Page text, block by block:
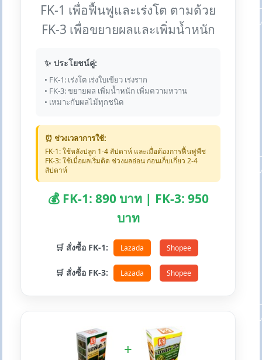
FK-1 เพื่อฟื้นฟูและเร่งโต ตามด้วย
FK-3 เพื่อขยายผลและเพิ่มน้ำหนัก
✨ ประโยชน์คู่:
• FK-1: เร่งโต เร่งใบเขียว เร่งราก
• FK-3: ขยายผล เพิ่มน้ำหนัก เพิ่มความหวาน
• เหมาะกับผลไม้ทุกชนิด
⏰ ช่วงเวลาการใช้:
FK-1: ใช้หลังปลูก 1-4 สัปดาห์ และเมื่อต้องการฟื้นฟูพืช
FK-3: ใช้เมื่อผลเริ่มติด ช่วงผลอ่อน ก่อนเก็บเกี่ยว 2-4
สัปดาห์
💰 FK-1: 890 บาท | FK-3: 950
บาท
🛒 สั่งซื้อ FK-1: Lazada Shopee
🛒 สั่งซื้อ FK-3: Lazada Shopee
+